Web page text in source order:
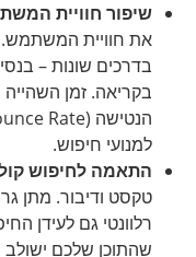
שיפור חוויית
את חוויית
בדרכים שונות –
למנועי חיפוש.
התאמה לחיפוש
רלוונטי גם לעידן
שהתוכן שלכם